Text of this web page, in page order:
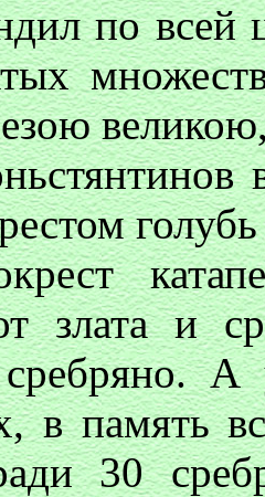
по всей
злата и
в память
30